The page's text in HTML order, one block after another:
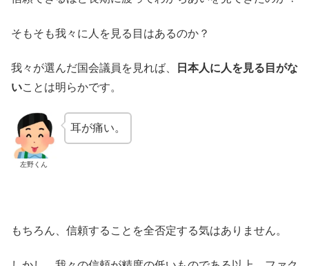
そもそも我々に人を見る目はあるのか？
我々が選んだ国会議員を見れば、
日本人に人を見る目がな
いことは明らかです。
左野くん
耳が痛い。
もちろん、信頼することを全否定する気はありません。